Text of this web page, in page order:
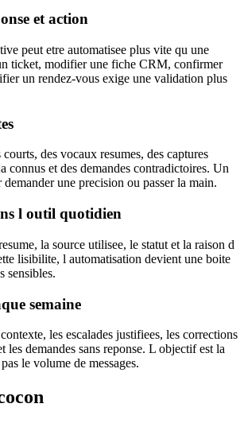
et action
peut etre automatisee plus vite qu une
ticket, modifier une fiche CRM, confirmer
un rendez-vous exige une validation plus
courts, des vocaux resumes, des captures
connus et des demandes contradictoires. Un
une precision ou passer la main.
l outil quotidien
la source utilisee, le statut et la raison d
lisibilite, l automatisation devient une boite
sensibles.
semaine
les escalades justifiees, les corrections
les demandes sans reponse. L objectif est la
le volume de messages.